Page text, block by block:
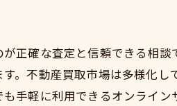
正確な査定と信頼できる相
。不動産買取市場は多様化
手軽に利用できるオンライ